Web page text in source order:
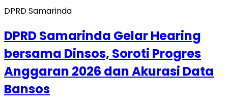
DPRD Samarinda
DPRD Samarinda Gelar Hearing
bersama Dinsos, Soroti Progres
Anggaran 2026 dan Akurasi Data
Bansos